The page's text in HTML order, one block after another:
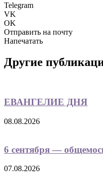
Telegram
VK
OK
Отправить на почту
Напечатать
Другие
ЕВАНГЕЛИЕ ДНЯ
08.08.2026
6 сентября —
07.08.2026